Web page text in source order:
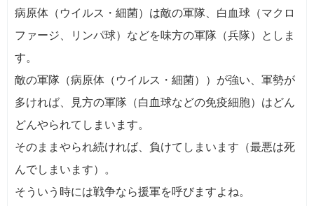
病原体（ウイルス・細菌）は敵の軍隊、白血球（マクロ
ファージ、リンパ球）などを味方の軍隊（兵隊）としま
す。
敵の軍隊（病原体（ウイルス・細菌））が強い、軍勢が
多ければ、見方の軍隊（白血球などの免疫細胞）はどん
どんやられてしまいます。
そのままやられ続ければ、負けてしまいます（最悪は死
んでしまいます）。
そういう時には戦争なら援軍を呼びますよね。